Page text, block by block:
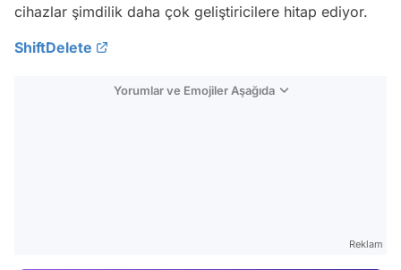
cihazlar şimdilik daha çok geliştiricilere hitap ediyor.
ShiftDelete
Yorumlar ve Emojiler Aşağıda
Reklam